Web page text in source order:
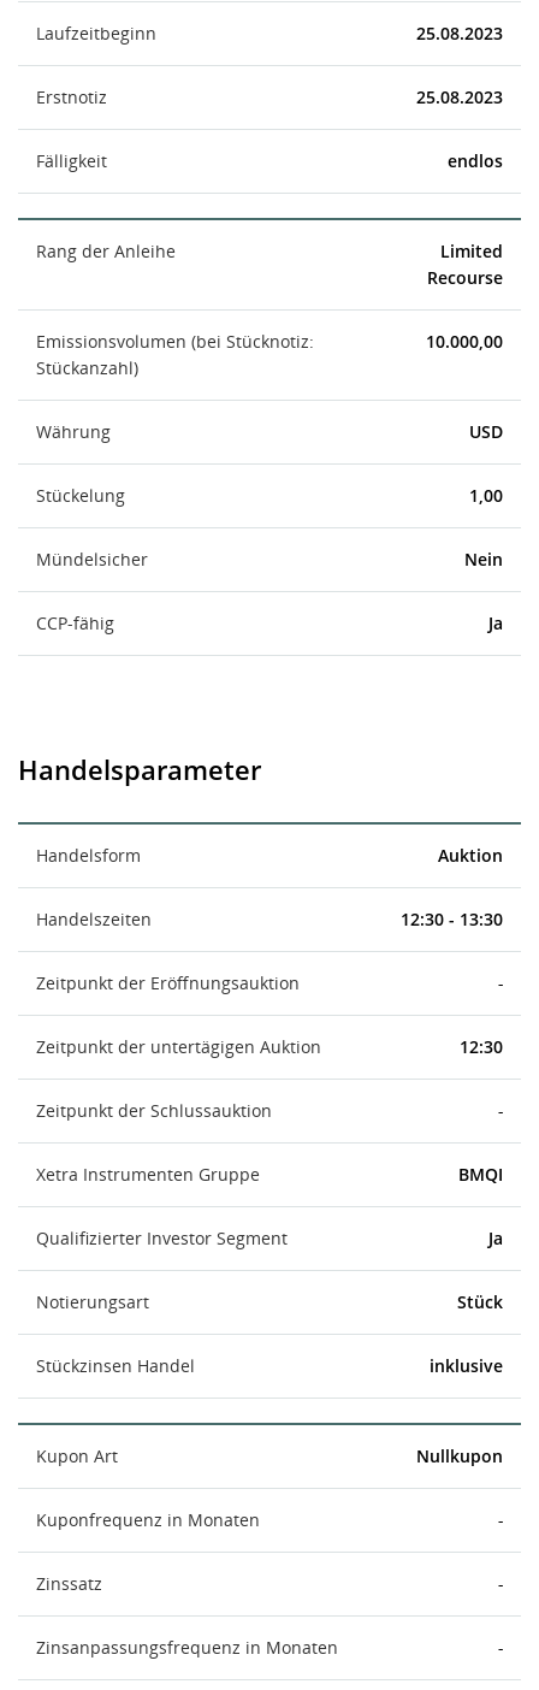
Laufzeitbeginn 25.08.2023
Erstnotiz 25.08.2023
Fälligkeit endlos
Rang der Anleihe
Limited
Recourse
Emissionsvolumen (bei Stücknotiz:
Stückanzahl)
10.000,00
Währung USD
Stückelung 1,00
Mündelsicher Nein
CCP-fähig Ja
Handelsparameter
Handelsform Auktion
Handelszeiten 12:30 - 13:30
Zeitpunkt der Eröffnungsauktion -
Zeitpunkt der untertägigen Auktion 12:30
Zeitpunkt der Schlussauktion -
Xetra Instrumenten Gruppe BMQI
Qualifizierter Investor Segment Ja
Notierungsart Stück
Stückzinsen Handel inklusive
Kupon Art Nullkupon
Kuponfrequenz in Monaten -
Zinssatz -
Zinsanpassungsfrequenz in Monaten -